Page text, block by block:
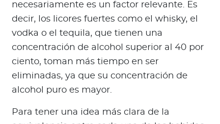
necesariamente es un factor relevante. Es
decir, los licores fuertes como el whisky, el
vodka o el tequila, que tienen una
concentración de alcohol superior al 40 por
ciento, toman más tiempo en ser
eliminadas, ya que su concentración de
alcohol puro es mayor.
Para tener una idea más clara de la